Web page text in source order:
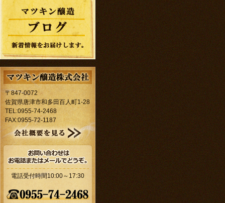
〒847-0072
佐賀県唐津市和多田百人町1-28
TEL:0955-74-2468
FAX:0955-72-1187
電話受付時間10:00～17:30